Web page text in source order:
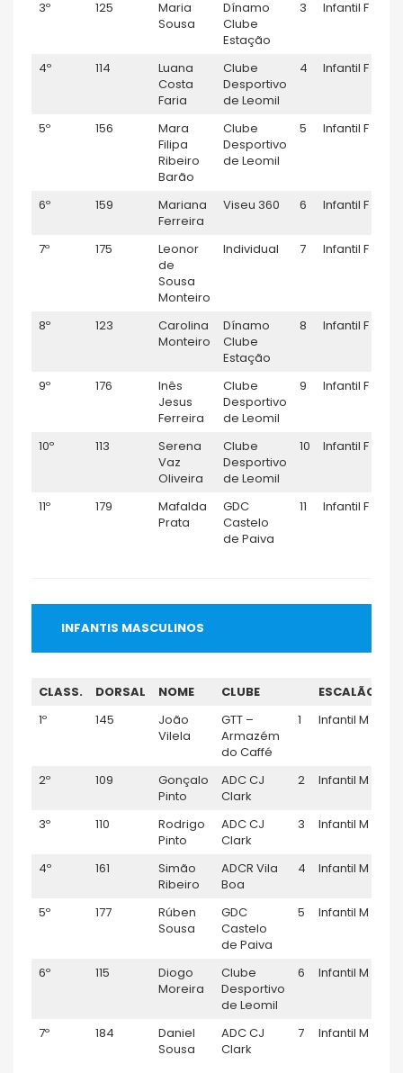
3º 125
Maria
Sousa
Dínamo
Clube
Estação
3 Infantil F
4º 114
Luana
Costa
Faria
Clube
Desportivo
de Leomil
4 Infantil F
5º 156
Mara
Filipa
Ribeiro
Barão
Clube
Desportivo
de Leomil
5 Infantil F
6º 159
Mariana
Ferreira
Viseu 360 6 Infantil F
7º 175
Leonor
de
Sousa
Monteiro
Individual 7 Infantil F
8º 123
Carolina
Monteiro
Dínamo
Clube
Estação
8 Infantil F
9º 176
Inês
Jesus
Ferreira
Clube
Desportivo
de Leomil
9 Infantil F
10º 113
Serena
Vaz
Oliveira
Clube
Desportivo
de Leomil
10 Infantil F
11º 179
Mafalda
Prata
GDC
Castelo
de Paiva
11 Infantil F
INFANTIS MASCULINOS
CLASS. DORSAL NOME CLUBE ESCALÃO
1º
145
João
Vilela
GTT –
Armazém
do Caffé
1 Infantil M
2º 109
Gonçalo
Pinto
ADC CJ
Clark
2 Infantil M
3º 110
Rodrigo
Pinto
ADC CJ
Clark
3 Infantil M
4º 161
Simão
Ribeiro
ADCR Vila
Boa
4 Infantil M
5º 177
Rúben
Sousa
GDC
Castelo
de Paiva
5 Infantil M
6º 115
Diogo
Moreira
Clube
Desportivo
de Leomil
6 Infantil M
7º 184
Daniel
Sousa
ADC CJ
Clark
7 Infantil M